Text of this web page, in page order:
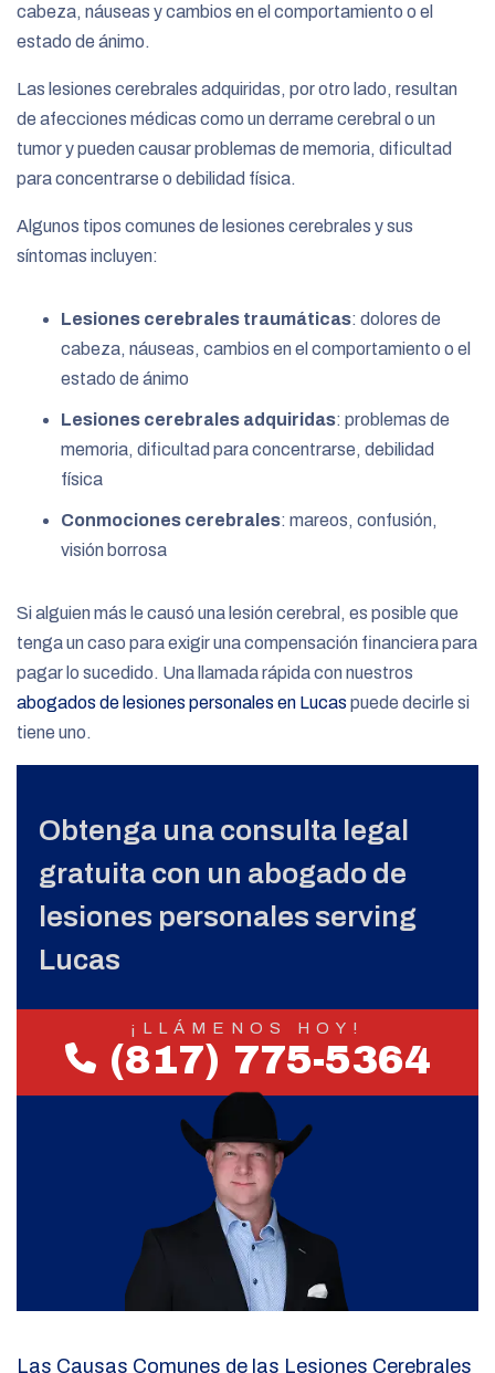
cabeza, náuseas y cambios en el comportamiento o el
estado de ánimo.
Las lesiones cerebrales adquiridas, por otro lado, resultan
de afecciones médicas como un derrame cerebral o un
tumor y pueden causar problemas de memoria, dificultad
para concentrarse o debilidad física.
Algunos tipos comunes de lesiones cerebrales y sus
síntomas incluyen:
Lesiones cerebrales traumáticas: dolores de
cabeza, náuseas, cambios en el comportamiento o el
estado de ánimo
Lesiones cerebrales adquiridas: problemas de
memoria, dificultad para concentrarse, debilidad
física
Conmociones cerebrales: mareos, confusión,
visión borrosa
Si alguien más le causó una lesión cerebral, es posible que
tenga un caso para exigir una compensación financiera para
pagar lo sucedido. Una llamada rápida con nuestros
abogados de lesiones personales en Lucas puede decirle si
tiene uno.
Obtenga una consulta legal
gratuita con un abogado de
lesiones personales serving
Lucas
¡LLÁMENOS HOY!
(817) 775-5364
Las Causas Comunes de las Lesiones Cerebrales